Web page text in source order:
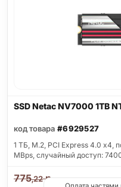
SSD Netac NV7000 1TB
код товара #6929527
1 ТБ, M.2, PCI Express 4.0 x4,
MBps, случайный доступ:
775,22р.